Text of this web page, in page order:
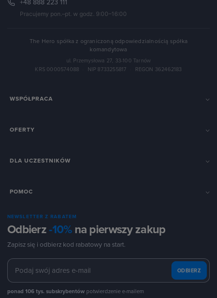
+48 888 223 111
Pracujemy pon.–pt. w godz. 9:00–16:00
The Hero spółka z ograniczoną odpowiedzialnością spółka
komandytowa
ul. Przemysłowa 27, 33-100 Tarnów
KRS 0000574088
NIP 8733255817 REGON 362462183
WSPÓŁPRACA
OFERTY
DLA UCZESTNIKÓW
POMOC
NEWSLETTER Z RABATEM
Odbierz-10%na pierwszy zakup
Zapisz się i odbierz kod rabatowy na start.
ODBIERZ
ponad 106 tys. subskrybentów potwierdzenie e-mailem